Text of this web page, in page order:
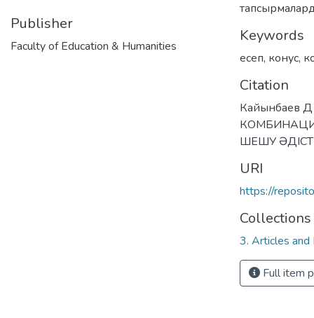
Publisher
Faculty of Education & Humanities
Keywords
есеп, конус,
Citation
Кайынбаев
ШЕШУ
URI
https://
Collections
3. Articles and
Full item